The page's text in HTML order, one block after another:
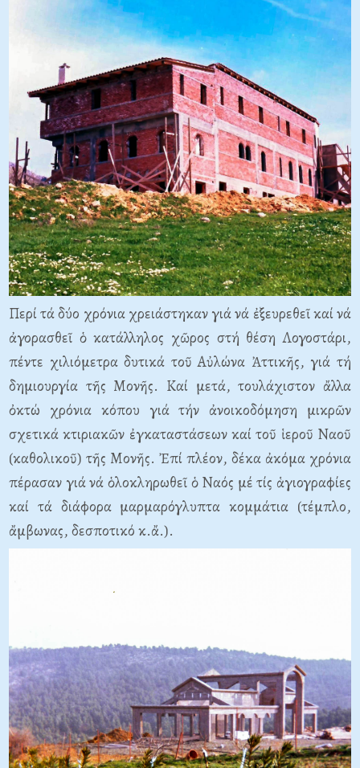
Περί τά δύο χρόνια χρειάστηκαν γιά νά ἐξευρεθεῖ καί νά
ἀγορασθεῖ ὁ κατάλληλος χῶρος στή θέση Λογοστάρι,
πέντε χιλιόμετρα δυτικά τοῦ Αὐλώνα Ἀττικῆς, γιά τή
δημιουργία τῆς Μονῆς. Καί μετά, τουλάχιστον ἄλλα
ὀκτώ χρόνια κόπου γιά τήν ἀνοικοδόμηση μικρῶν
σχετικά κτιριακῶν ἐγκαταστάσεων καί τοῦ ἱεροῦ Ναοῦ
(καθολικοῦ) τῆς Μονῆς. Ἐπί πλέον, δέκα ἀκόμα χρόνια
πέρασαν γιά νά ὁλοκληρωθεῖ ὁ Ναός μέ τίς ἁγιογραφίες
καί τά διάφορα μαρμαρόγλυπτα κομμάτια (τέμπλο,
ἄμβωνας, δεσποτικό κ.ἄ.).